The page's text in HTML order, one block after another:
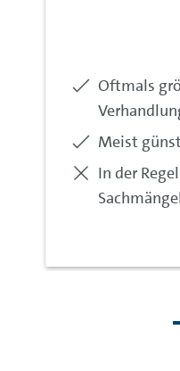
Enthalten:
Oftmals
Enthalten:
Meist
Nicht
enthalten:
In der